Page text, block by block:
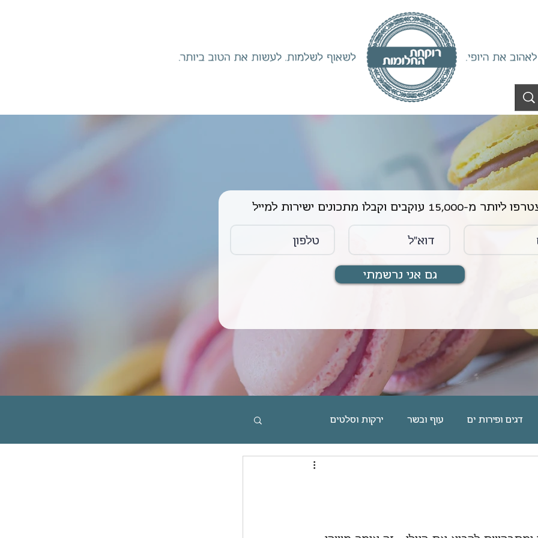
מ-15,000 עוקבים וקבלו מתכונים ישירות למייל
גם אני נרשמתי
דגים ופירות ים עוף ובשר ירקות וסלטים